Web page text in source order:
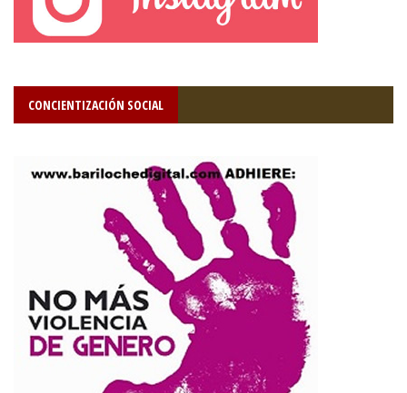
CONCIENTIZACIÓN SOCIAL